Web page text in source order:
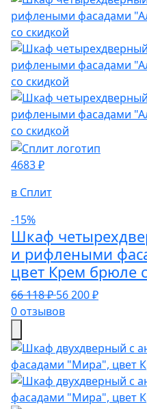
4683 ₽
в Сплит
-15%
Шкаф
и рифлеными
цвет Крем брюле
66 118 ₽56 200 ₽
0 отзывов